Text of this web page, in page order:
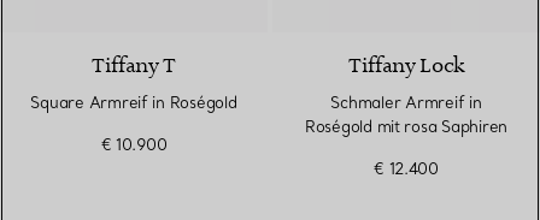
Tiffany T
Square Armreif in Roségold
€ 10.900
Tiffany Lock
Schmaler Armreif in
Roségold mit rosa Saphiren
€ 12.400